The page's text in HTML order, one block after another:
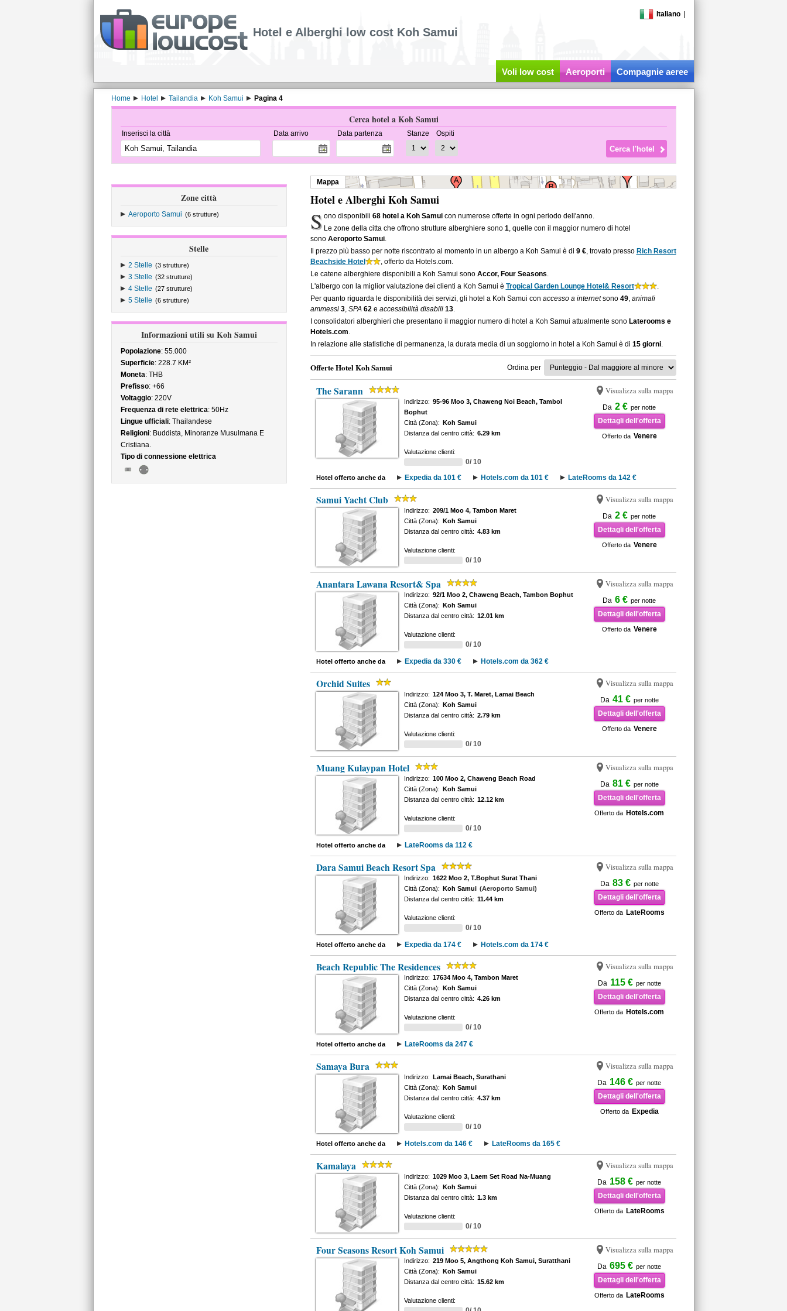
Italiano
Hotel e Alberghi low cost Koh Samui
Voli low cost Aeroporti Compagnie aeree
Home Hotel Tailandia Koh Samui Pagina 4
Cerca hotel a Koh Samui
Inserisci la città Data arrivo Data partenza Stanze Ospiti
Zone città
Aeroporto Samui (6 strutture)
Stelle
2 Stelle (3 strutture)
3 Stelle (32 strutture)
4 Stelle (27 strutture)
5 Stelle (6 strutture)
Informazioni utili su Koh Samui
Popolazione: 55.000
Superficie: 228.7 KM²
Moneta: THB
Prefisso: +66
Voltaggio: 220V
Frequenza di rete elettrica: 50Hz
Lingue ufficiali: Thailandese
Religioni: Buddista, Minoranze Musulmana E
Cristiana.
Tipo di connessione elettrica
Mappa
Hotel e Alberghi Koh Samui
S ono disponibili68 hotel a Koh Samui con numerose offerte in ogni periodo dell'anno.
Le zone della citta che offrono strutture alberghiere sono1, quelle con il maggior numero di hotel
sono Aeroporto Samui.
Il prezzo più basso per notte riscontrato al momento in un albergo a Koh Samui è di 9 €, trovato presso Rich Resort
Beachside Hotel
, offerto da Hotels.com.
Le catene alberghiere disponibili a Koh Samui sono Accor, Four Seasons.
L'albergo con la miglior valutazione dei clienti a Koh Samui è Tropical Garden Lounge Hotel& Resort
.
Per quanto riguarda le disponibilità dei servizi, gli hotel a Koh Samui con accesso a internetsono 49, animali
ammessi 3, SPA 62e accessibilità disabili 13.
I consolidatori alberghieri che presentano il maggior numero di hotel a Koh Samui attualmente sono Laterooms e
Hotels.com.
In relazione alle statistiche di permanenza, la durata media di un soggiorno in hotel a Koh Samui è di 15 giorni.
Offerte Hotel Koh Samui Ordina per
The Sarann Visualizza sulla mappa
Da 2 € per notte
Dettagli dell'offerta
Offerto da Venere
Indirizzo: 95-96 Moo 3, Chaweng Noi Beach, Tambol
Bophut
Città (Zona): Koh Samui
Distanza dal centro città: 6.29 km
Valutazione clienti:
0/ 10
Hotel offerto anche da Expedia da 101 € Hotels.com da 101 € LateRooms da 142 €
Samui Yacht Club Visualizza sulla mappa
Da 2 € per notte
Dettagli dell'offerta
Offerto da Venere
Indirizzo: 209/1 Moo 4, Tambon Maret
Città (Zona): Koh Samui
Distanza dal centro città: 4.83 km
Valutazione clienti:
0/ 10
Anantara Lawana Resort& Spa Visualizza sulla mappa
Da 6 € per notte
Dettagli dell'offerta
Offerto da Venere
Indirizzo: 92/1 Moo 2, Chaweng Beach, Tambon Bophut
Città (Zona): Koh Samui
Distanza dal centro città: 12.01 km
Valutazione clienti:
0/ 10
Hotel offerto anche da Expedia da 330 € Hotels.com da 362 €
Orchid Suites Visualizza sulla mappa
Da 41 € per notte
Dettagli dell'offerta
Offerto da Venere
Indirizzo: 124 Moo 3, T. Maret, Lamai Beach
Città (Zona): Koh Samui
Distanza dal centro città: 2.79 km
Valutazione clienti:
0/ 10
Muang Kulaypan Hotel Visualizza sulla mappa
Da 81 € per notte
Dettagli dell'offerta
Offerto da Hotels.com
Indirizzo: 100 Moo 2, Chaweng Beach Road
Città (Zona): Koh Samui
Distanza dal centro città: 12.12 km
Valutazione clienti:
0/ 10
Hotel offerto anche da LateRooms da 112 €
Dara Samui Beach Resort Spa Visualizza sulla mappa
Da 83 € per notte
Dettagli dell'offerta
Offerto da LateRooms
Indirizzo: 1622 Moo 2, T.Bophut Surat Thani
Città (Zona): Koh Samui (Aeroporto Samui)
Distanza dal centro città: 11.44 km
Valutazione clienti:
0/ 10
Hotel offerto anche da Expedia da 174 € Hotels.com da 174 €
Beach Republic The Residences Visualizza sulla mappa
Da 115 € per notte
Dettagli dell'offerta
Offerto da Hotels.com
Indirizzo: 17634 Moo 4, Tambon Maret
Città (Zona): Koh Samui
Distanza dal centro città: 4.26 km
Valutazione clienti:
0/ 10
Hotel offerto anche da LateRooms da 247 €
Samaya Bura Visualizza sulla mappa
Da 146 € per notte
Dettagli dell'offerta
Offerto da Expedia
Indirizzo: Lamai Beach, Surathani
Città (Zona): Koh Samui
Distanza dal centro città: 4.37 km
Valutazione clienti:
0/ 10
Hotel offerto anche da Hotels.com da 146 € LateRooms da 165 €
Kamalaya Visualizza sulla mappa
Da 158 € per notte
Dettagli dell'offerta
Offerto da LateRooms
Indirizzo: 1029 Moo 3, Laem Set Road Na-Muang
Città (Zona): Koh Samui
Distanza dal centro città: 1.3 km
Valutazione clienti:
0/ 10
Four Seasons Resort Koh Samui Visualizza sulla mappa
Da 695 € per notte
Dettagli dell'offerta
Offerto da LateRooms
Indirizzo: 219 Moo 5, Angthong Koh Samui, Suratthani
Città (Zona): Koh Samui
Distanza dal centro città: 15.62 km
Valutazione clienti: